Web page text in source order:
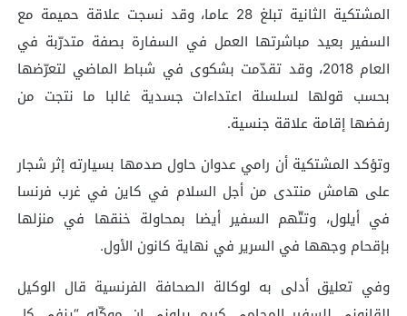
المشتكية الثانية تبلغ 28 عاما، وقد نسجت علاقة حميمة مع
السفير بعيد مباشرتها العمل في السفارة بصفة متدرّبة في
العام 2018، وقد تقدّمت بشكوى في شباط الماضي لتعرّضها
بحسب قولها لسلسلة اعتداءات جسدية غالبا ما نتجت من
رفضها إقامة علاقة جنسية.
وتؤكد المشتكية أن رامي عدوان حاول صدمها بسيارته إثر شجار
على هامش منتدى من أجل السلام في كاين في غرب فرنسا
في أيلول، وتتّهم السفير أيضا بمحاولة خنقها في منزلها
بإقحام وجهها في السرير في نهاية كانون الأول.
وفي تعليق أدلى به لوكالة الصحافة الفرنسية قال الوكيل